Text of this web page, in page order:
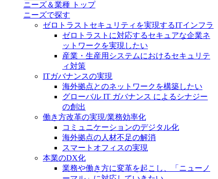
ニーズ＆業種 トップ
ニーズで探す
ゼロトラストセキュリティを実現するITインフラ
ゼロトラストに対応するセキュアな企業ネ
ットワークを実現したい
産業・生産用システムにおけるセキュリテ
ィ対策
ITガバナンスの実現
海外拠点とのネットワークを構築したい
グローバル IT ガバナンス によるシナジー
の創出
働き方改革の実現/業務効率化
コミュニケーションのデジタル化
海外拠点の人材不足の解消
スマートオフィスの実現
本業のDX化
業務や働き方に変革を起こし、「ニューノ